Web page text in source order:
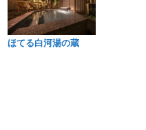
ほてる白河湯の蔵